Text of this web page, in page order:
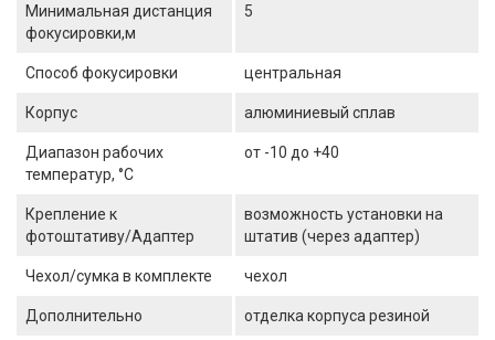
Минимальная дистанция
фокусировки,м
5
Способ фокусировки центральная
Корпус алюминиевый сплав
Диапазон рабочих
температур, °С
от -10 до +40
Крепление к
фотоштативу/Адаптер
возможность установки на
штатив (через адаптер)
Чехол/сумка в комплекте чехол
Дополнительно отделка корпуса резиной